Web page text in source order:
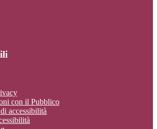
con il Pubblico
accessibilità